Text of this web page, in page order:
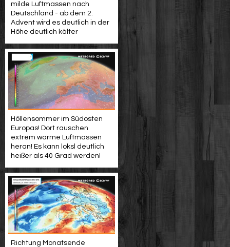
milde Luftmassen nach
Deutschland - ab dem 2.
Advent wird es deutlich in der
Höhe deutlich kälter
Höllensommer im Südosten
Europas! Dort rauschen
extrem warme Luftmassen
heran! Es kann loksl deutlich
heißer als 40 Grad werden!
Richtung Monatsende